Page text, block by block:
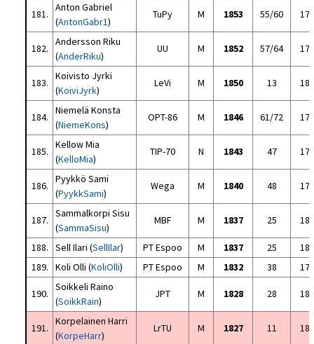
181.
Anton Gabriel
(AntonGabr1)
TuPy M 1853 55/60
182.
Andersson Riku
(AnderRiku)
UU M 1852 57/64
183.
Koivisto Jyrki
(KoiviJyrk)
LeVi M 1850 13
184.
Niemelä Konsta
(NiemeKons)
OPT-86 M 1846 61/72
185.
Kellow Mia
(KelloMia)
TIP-70 N 1843 47
186.
Pyykkö Sami
(PyykkSami)
Wega M 1840 48
187.
Sammalkorpi Sisu
(SammaSisu)
MBF M 1837 25
188. Sell Ilari (SellIlar) PT Espoo M 1837 25
189.
Koli Olli (KoliOlli) PT Espoo M 1832 38
190.
Soikkeli Raino
(SoikkRain)
JPT M 1828 28
191.
Korpelainen Harri
(KorpeHarr)
LrTU M 1827 11